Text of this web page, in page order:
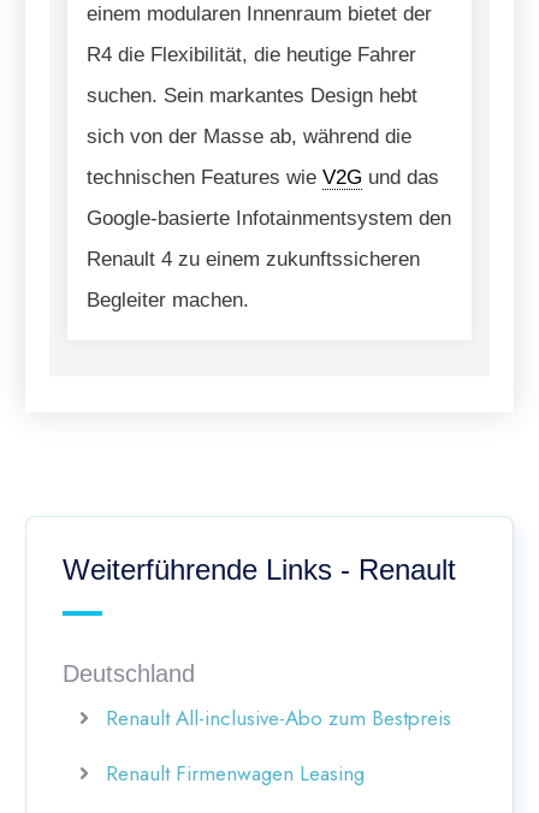
einem modularen Innenraum bietet der
R4 die Flexibilität, die heutige Fahrer
suchen. Sein markantes Design hebt
sich von der Masse ab, während die
technischen Features wie V2G und das
Google-basierte Infotainmentsystem den
Renault 4 zu einem zukunftssicheren
Begleiter machen.
Weiterführende Links - Renault
Deutschland
Renault All-inclusive-Abo zum Bestpreis
Renault Firmenwagen Leasing